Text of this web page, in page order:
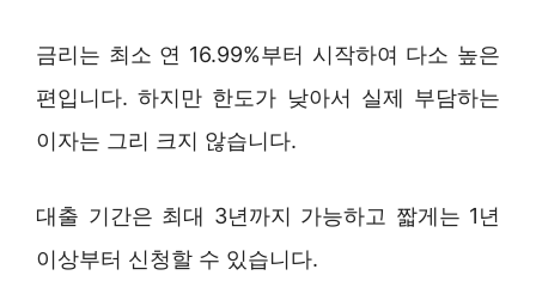
금리는 최소 연 16.99%부터 시작하여 다소 높은
편입니다. 하지만 한도가 낮아서 실제 부담하는
이자는 그리 크지 않습니다.
대출 기간은 최대 3년까지 가능하고 짧게는 1년
이상부터 신청할 수 있습니다.